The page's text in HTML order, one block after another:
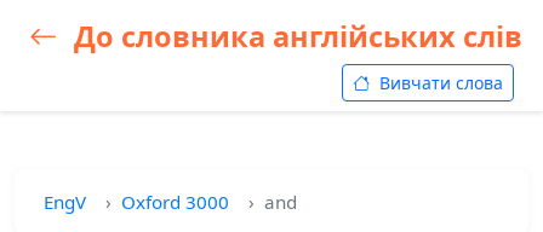
До словника англійських слів
Вивчати слова
EngV Oxford 3000 and